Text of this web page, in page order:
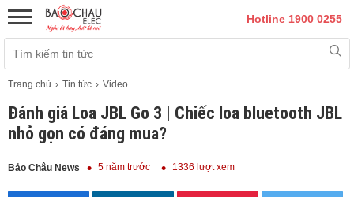
Hotline 1900 0255
Trang chủ Tin tức Video
Đánh giá Loa JBL Go 3 | Chiếc loa bluetooth JBL
nhỏ gọn có đáng mua?
Bảo Châu News 5 năm trước 1336 lượt xem